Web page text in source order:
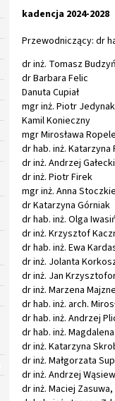
kadencja 2024-2028
Przewodniczący: dr
dr inż. Tomasz
dr Barbara Felic
Danuta Cupiał
mgr inż. Piotr Jedynak
Kamil Konieczny
mgr Mirosława
dr hab. inż.
dr inż. Andrzej Gałecki
dr inż. Piotr Firek
mgr inż. Anna
dr Katarzyna Górniak
dr hab. inż. Olga
dr inż. Krzysztof
dr hab. inż. Ewa
dr inż. Jolanta
dr inż. Jan
dr inż. Marzena
dr hab. inż. arch.
dr hab. inż. Andrzej
dr hab. inż.
dr inż. Katarzyna
dr inż. Małgorzata
dr inż. Andrzej
dr inż. Maciej